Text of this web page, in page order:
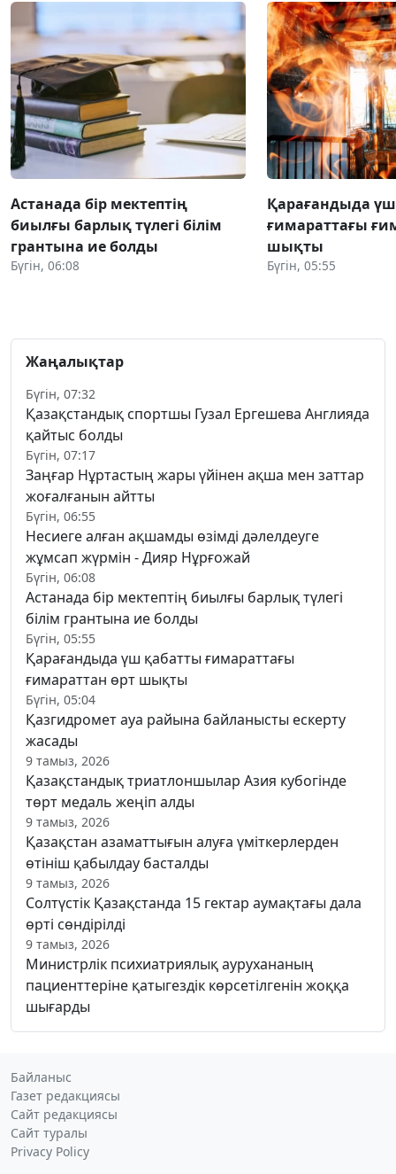
Астанада бір мектептің
биылғы барлық түлегі білім
грантына ие болды
Бүгін, 06:08
Қарағандыда
ғимараттағы
шықты
Бүгін, 05:55
Жаңалықтар
Бүгін, 07:32
Қазақстандық спортшы Гузал Ергешева Англияда
қайтыс болды
Бүгін, 07:17
Заңғар Нұртастың жары үйінен ақша мен заттар
жоғалғанын айтты
Бүгін, 06:55
Несиеге алған ақшамды өзімді дәлелдеуге
жұмсап жүрмін - Дияр Нұрғожай
Бүгін, 06:08
Астанада бір мектептің биылғы барлық түлегі
білім грантына ие болды
Бүгін, 05:55
Қарағандыда үш қабатты ғимараттағы
ғимараттан өрт шықты
Бүгін, 05:04
Қазгидромет ауа райына байланысты ескерту
жасады
9 тамыз, 2026
Қазақстандық триатлоншылар Азия кубогінде
төрт медаль жеңіп алды
9 тамыз, 2026
Қазақстан азаматтығын алуға үміткерлерден
өтініш қабылдау басталды
9 тамыз, 2026
Солтүстік Қазақстанда 15 гектар аумақтағы дала
өрті сөндірілді
9 тамыз, 2026
Министрлік психиатриялық аурухананың
пациенттеріне қатыгездік көрсетілгенін жоққа
шығарды
Байланыс
Газет редакциясы
Сайт редакциясы
Сайт туралы
Privacy Policy